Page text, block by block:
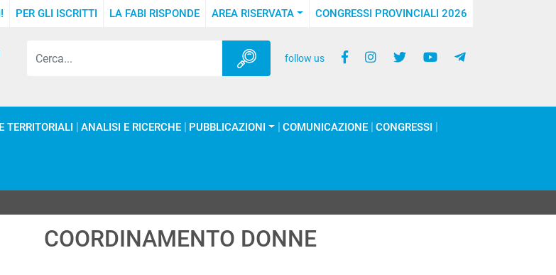
PER GLI ISCRITTI LA FABI RISPONDE AREA RISERVATA CONGRESSI PROVINCIALI 2026
follow us
TERRITORIALI ANALISI E RICERCHE PUBBLICAZIONI COMUNICAZIONE CONGRESSI
COORDINAMENTO DONNE